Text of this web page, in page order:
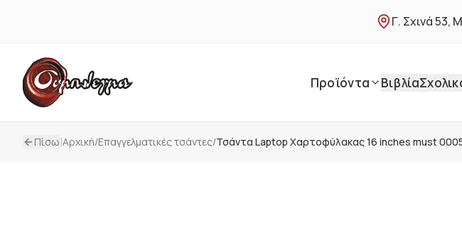
Γ. Σχινά 53,
Προϊόντα Βιβλία
Πίσω|Αρχική/Επαγγελματικές τσάντες/Τσάντα Laptop Χαρτοφύλακας 16 inches must